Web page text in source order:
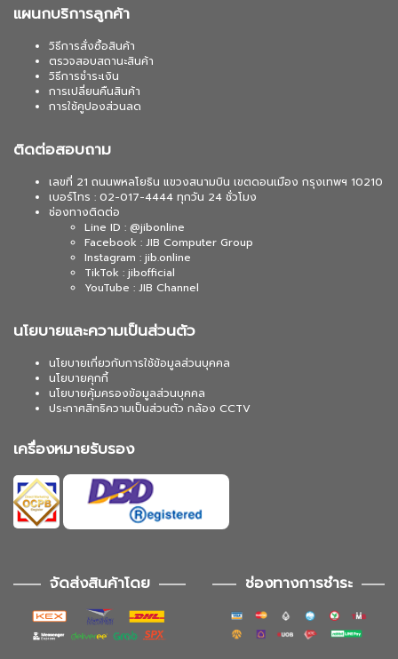
แผนกบริการลูกค้า
วิธีการสั่งซื้อสินค้า
ตรวจสอบสถานะสินค้า
วิธีการชำระเงิน
การเปลี่ยนคืนสินค้า
การใช้คูปองส่วนลด
ติดต่อสอบถาม
เลขที่ 21 ถนนพหลโยธิน แขวงสนามบิน เขตดอนเมือง กรุงเทพฯ 10210
เบอร์โทร : 02-017-4444 ทุกวัน 24 ชั่วโมง
ช่องทางติดต่อ
Line ID : @jibonline
Facebook : JIB Computer Group
Instagram : jib.online
TikTok : jibofficial
YouTube : JIB Channel
นโยบายและความเป็นส่วนตัว
นโยบายเกี่ยวกับการใช้ข้อมูลส่วนบุคคล
นโยบายคุกกี้
นโยบายคุ้มครองข้อมูลส่วนบุคคล
ประกาศสิทธิความเป็นส่วนตัว กล้อง CCTV
เครื่องหมายรับรอง
จัดส่งสินค้าโดย ช่องทางการชำระ